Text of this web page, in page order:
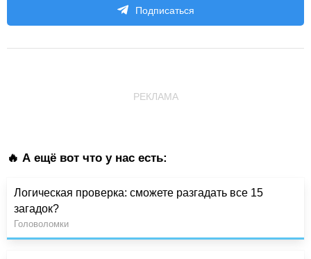
Подписаться
РЕКЛАМА
🔥 А ещё вот что у нас есть:
Логическая проверка: сможете разгадать все 15
загадок?
Головоломки